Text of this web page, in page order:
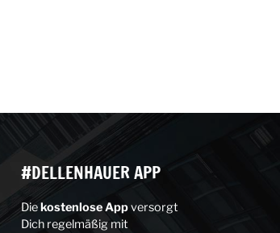
#DELLENHAUER APP
DiekostenloseAppversorgt
Dich regelmäßig mit